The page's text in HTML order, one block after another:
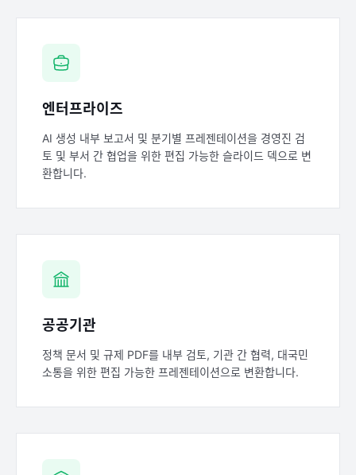
엔터프라이즈
AI 생성 내부 보고서 및 분기별 프레젠테이션을 경영진 검
토 및 부서 간 협업을 위한 편집 가능한 슬라이드 덱으로 변
환합니다.
공공기관
정책 문서 및 규제 PDF를 내부 검토, 기관 간 협력, 대국민
소통을 위한 편집 가능한 프레젠테이션으로 변환합니다.